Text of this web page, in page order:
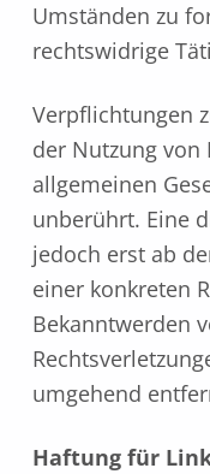
Umständen zu
rechtswidrige
Verpflichtungen
der Nutzung
allgemeinen
unberührt. Eine
jedoch erst ab
einer konkreten
Bekanntwerden
umgehend
Haftung für